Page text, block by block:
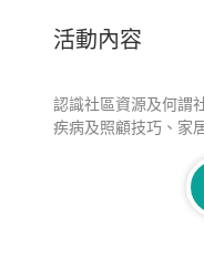
活動內容
認識社區資源及何謂
疾病及照顧技巧、家